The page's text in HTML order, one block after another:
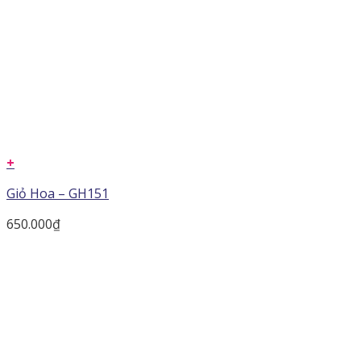
+
Giỏ Hoa – GH151
650.000₫